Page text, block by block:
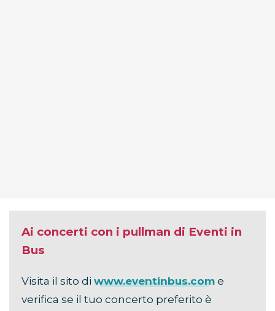
Ai concerti con i pullman di Eventi in
Bus
Visita il sito di www.eventinbus.com e
verifica se il tuo concerto preferito è